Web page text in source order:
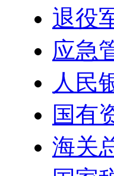
退役
应急
人民
国有
海关